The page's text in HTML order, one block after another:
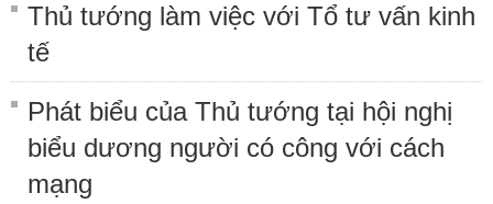
Thủ tướng làm việc với Tổ tư vấn kinh
tế
Phát biểu của Thủ tướng tại hội nghị
biểu dương người có công với cách
mạng